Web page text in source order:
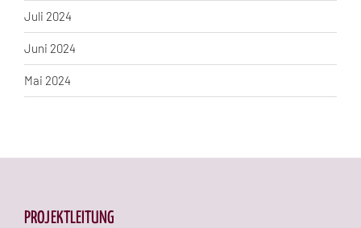
Juli 2024
Juni 2024
Mai 2024
PROJEKTLEITUNG